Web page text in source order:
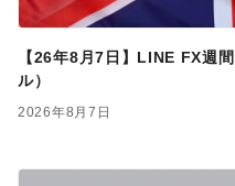
【26年8月7日】LINE FX週
ル）
2026年8月7日